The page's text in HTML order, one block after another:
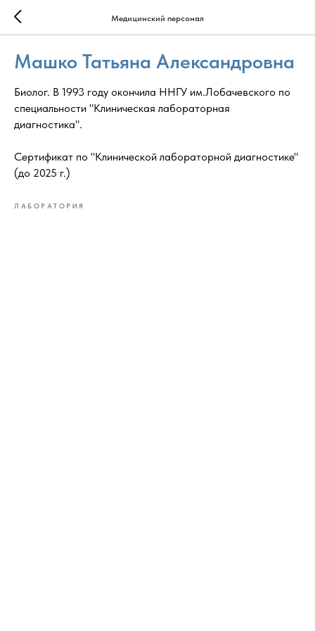
Медицинский персонал
Машко Татьяна Александровна
Биолог. В 1993 году окончила ННГУ им.Лобачевского по
специальности "Клиническая лабораторная
диагностика".
Сертификат по "Клинической лабораторной диагностике"
(до 2025 г.)
ЛАБОРАТОРИЯ